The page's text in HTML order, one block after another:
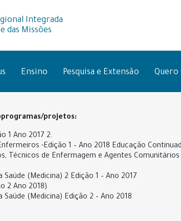
Integrada
das Missões
Ensino Pesquisa e Extensão Quero
projetos:
1 Ano 2017 2.
-Edição 1 – Ano 2018 Educação
Técnicos de Enfermagem e Agentes
(Medicina) 2 Edição 1 – Ano 2017
2 Ano 2018)
(Medicina) Edição 2 – Ano 2018